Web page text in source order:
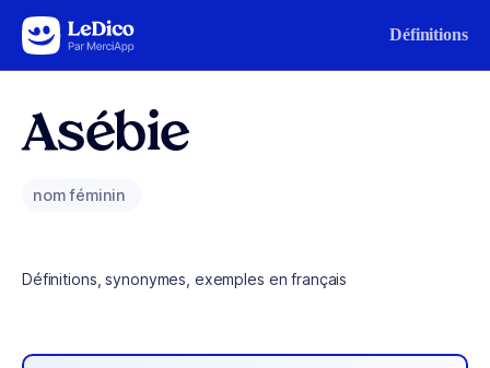
Aller au contenu Définitions
Asébie
nom féminin
Définitions, synonymes, exemples en français